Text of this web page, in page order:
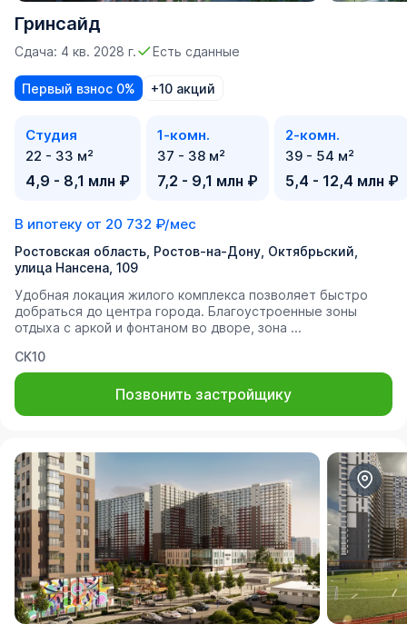
Гринсайд
Сдача: 4 кв. 2028 г. Есть сданные
Первый взнос 0% +10 акций
Студия
22 - 33 м²
4,9 - 8,1 млн ₽
1-комн.
37 - 38 м²
7,2 - 9,1 млн ₽
2-комн.
39 - 54 м²
5,4 - 12,4 млн ₽
В ипотеку от 20 732 ₽/мес
Ростовская область, Ростов-на-Дону, Октябрьский,
улица Нансена, 109
Удобная локация жилого комплекса позволяет быстро
добраться до центра города. Благоустроенные зоны
отдыха с аркой и фонтаном во дворе, зона ...
СК10
Позвонить застройщику